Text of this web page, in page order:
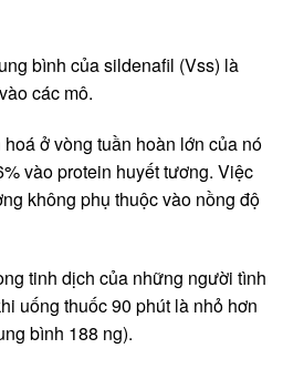
bình của sildenafil (Vss) là
các mô.
ở vòng tuần hoàn lớn của nó
vào protein huyết tương. Việc
không phụ thuộc vào nồng độ
tinh dịch của những người tình
uống thuốc 90 phút là nhỏ hơn
bình 188 ng).